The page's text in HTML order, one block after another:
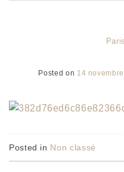
Posted on 14
Posted in Non classé